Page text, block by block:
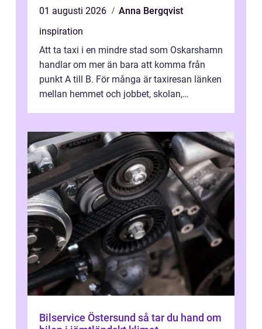
01 augusti 2026
Anna Bergqvist
inspiration
Att ta taxi i en mindre stad som Oskarshamn
handlar om mer än bara att komma från
punkt A till B. För många är taxiresan länken
mellan hemmet och jobbet, skolan,
Bilservice Östersund så tar du hand om